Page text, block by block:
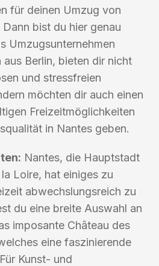
für deinen Umzug von
bist du hier genau
Umzugsunternehmen
Berlin, bieten dir nicht
und stressfreien
möchten dir auch einen
Freizeitmöglichkeiten
in Nantes geben.
Nantes, die Hauptstadt
Loire, hat einiges zu
abwechslungsreich zu
du eine breite Auswahl an
imposante Château des
eine faszinierende
Kunst- und